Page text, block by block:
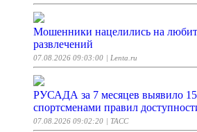
Мошенники нацелились на
развлечений
07.08.2026 09:03:00 | Lenta.ru
РУСАДА за 7 месяцев выявило
спортсменами правил
07.08.2026 09:02:20 | ТАСС